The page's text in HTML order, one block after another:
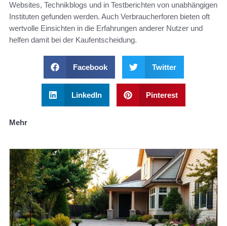
Websites, Technikblogs und in Testberichten von unabhängigen
Instituten gefunden werden. Auch Verbraucherforen bieten oft
wertvolle Einsichten in die Erfahrungen anderer Nutzer und
helfen damit bei der Kaufentscheidung.
Facebook Twitter
LinkedIn Pinterest
Mehr